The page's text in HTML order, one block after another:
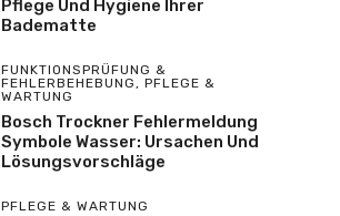
Pflege Und Hygiene Ihrer
Badematte
FUNKTIONSPRÜFUNG &
FEHLERBEHEBUNG, PFLEGE &
WARTUNG
Bosch Trockner Fehlermeldung
Symbole Wasser: Ursachen Und
Lösungsvorschläge
PFLEGE & WARTUNG